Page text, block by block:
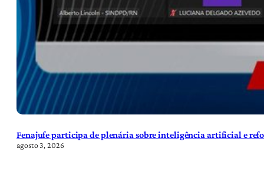
Fenajufe participa de plenária sobre inteligência artificial e
agosto 3, 2026